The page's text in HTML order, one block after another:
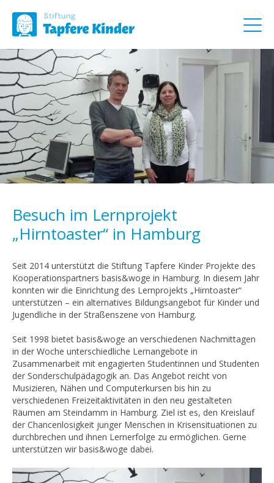
Besuch im Lernprojekt
„Hirntoaster“ in Hamburg
Seit 2014 unterstützt die Stiftung Tapfere Kinder Projekte des
Kooperationspartners basis&woge in Hamburg. In diesem Jahr
konnten wir die Einrichtung des Lernprojekts „Hirntoaster“
unterstützen – ein alternatives Bildungsangebot für Kinder und
Jugendliche in der Straßenszene von Hamburg.
Seit 1998 bietet basis&woge an verschiedenen Nachmittagen
in der Woche unterschiedliche Lernangebote in
Zusammenarbeit mit engagierten Studentinnen und Studenten
der Sonderschulpädagogik an. Das Angebot reicht von
Musizieren, Nähen und Computerkursen bis hin zu
verschiedenen Freizeitaktivitäten in den neu gestalteten
Räumen am Steindamm in Hamburg. Ziel ist es, den Kreislauf
der Chancenlosigkeit junger Menschen in Krisensituationen zu
durchbrechen und ihnen Lernerfolge zu ermöglichen. Gerne
unterstützen wir basis&woge dabei.